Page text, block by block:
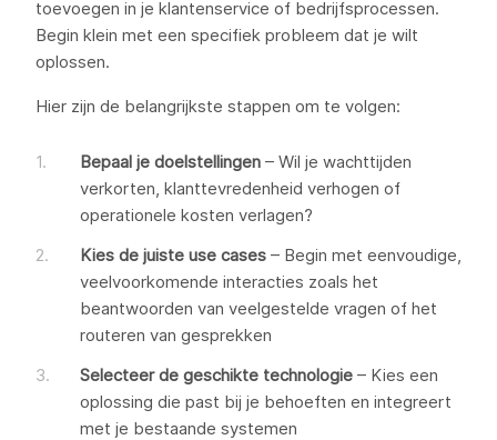
toevoegen in je klantenservice of bedrijfsprocessen.
Begin klein met een specifiek probleem dat je wilt
oplossen.
Hier zijn de belangrijkste stappen om te volgen:
Bepaal je doelstellingen – Wil je wachttijden
verkorten, klanttevredenheid verhogen of
operationele kosten verlagen?
Kies de juiste use cases – Begin met eenvoudige,
veelvoorkomende interacties zoals het
beantwoorden van veelgestelde vragen of het
routeren van gesprekken
Selecteer de geschikte technologie – Kies een
oplossing die past bij je behoeften en integreert
met je bestaande systemen